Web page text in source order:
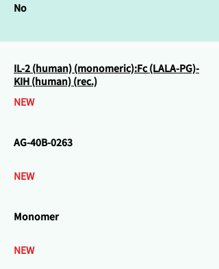
No
IL-2 (human) (monomeric):Fc (LALA-PG)-
KIH (human) (rec.)
NEW
AG-40B-0263
NEW
Monomer
NEW